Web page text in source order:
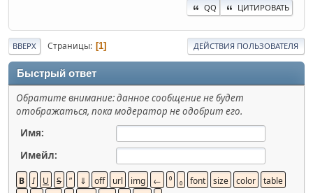
QQ ЦИТИРОВАТЬ
ВВЕРХ Страницы 1 ДЕЙСТВИЯ ПОЛЬЗОВАТЕЛЯ
Быстрый ответ
Обратите внимание: данное сообщение не будет
отображаться, пока модератор не одобрит его.
Имя:
Имейл: